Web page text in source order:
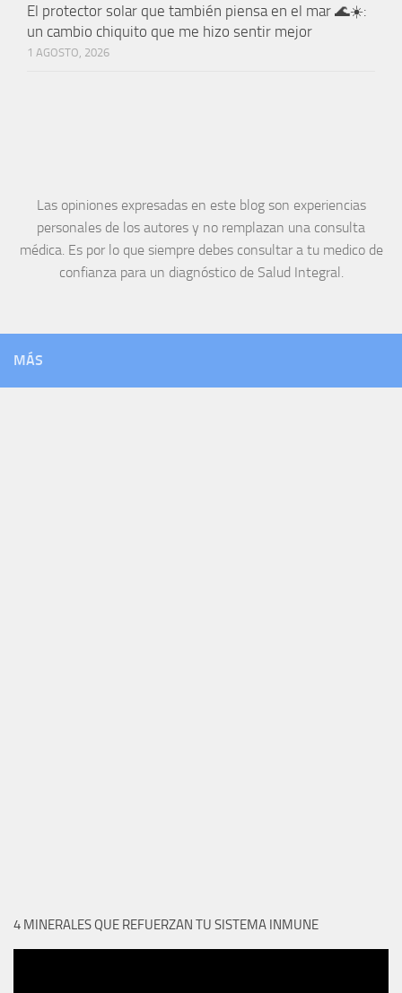
El protector solar que también piensa en el mar 🌊☀️:
un cambio chiquito que me hizo sentir mejor
1 AGOSTO, 2026
Las opiniones expresadas en este blog son experiencias
personales de los autores y no remplazan una consulta
médica. Es por lo que siempre debes consultar a tu medico de
confianza para un diagnóstico de Salud Integral.
MÁS
4 MINERALES QUE REFUERZAN TU SISTEMA INMUNE